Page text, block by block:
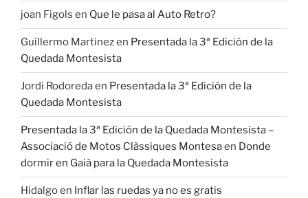
joan Figols en Que le pasa al Auto Retro?
Guillermo Martinezen Presentada la 3ª Edición de la
Quedada Montesista
Jordi Rodoredaen Presentada la 3ª Edición de la
Quedada Montesista
Presentada la 3ª Edición de la Quedada Montesista –
Associació de Motos Clàssiques Montesaen Donde
dormir en Gaià para la Quedada Montesista
Hidalgoen Inflar las ruedas ya no es gratis